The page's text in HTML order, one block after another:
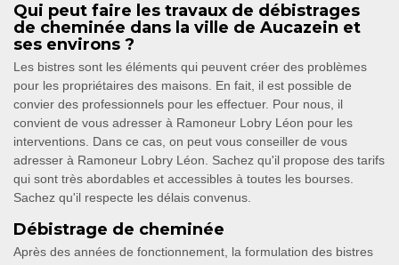
Qui peut faire les travaux de débistrages
de cheminée dans la ville de Aucazein et
ses environs ?
Les bistres sont les éléments qui peuvent créer des problèmes
pour les propriétaires des maisons. En fait, il est possible de
convier des professionnels pour les effectuer. Pour nous, il
convient de vous adresser à Ramoneur Lobry Léon pour les
interventions. Dans ce cas, on peut vous conseiller de vous
adresser à Ramoneur Lobry Léon. Sachez qu'il propose des tarifs
qui sont très abordables et accessibles à toutes les bourses.
Sachez qu'il respecte les délais convenus.
Débistrage de cheminée
Après des années de fonctionnement, la formulation des bistres